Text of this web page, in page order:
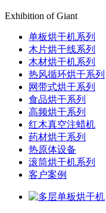
Exhibition of Giant
单板烘干机系列
木片烘干线系列
木材烘干机系列
热风循环烘干系列
网带式烘干系列
食品烘干系列
高频烘干系列
红木真空注蜡机
药材烘干系列
热原体设备
滚筒烘干机系列
客户案例